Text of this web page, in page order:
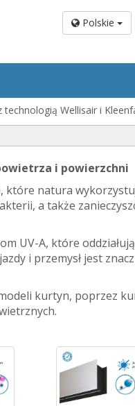
Polskie
Wellisair i
i powierzchni
które natura
a także
UV-A, które
i przemysł jest
kurtyn, poprzez